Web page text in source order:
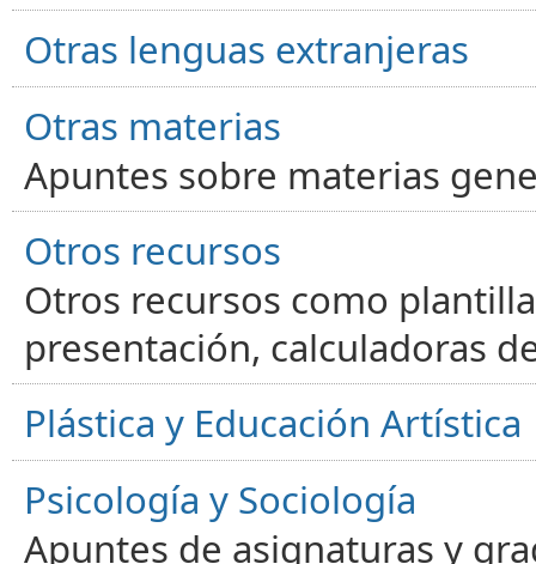
Otras lenguas extranjeras
Otras materias
Apuntes sobre materias
Otros recursos
Otros recursos como
presentación, calculadoras
Plástica y Educación Artística
Psicología y Sociología
Apuntes de asignaturas y